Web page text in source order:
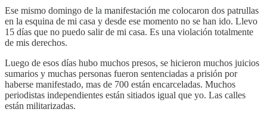
Ese mismo domingo de la manifestación me colocaron dos patrullas
en la esquina de mi casa y desde ese momento no se han ido. Llevo
15 días que no puedo salir de mi casa. Es una violación totalmente
de mis derechos.
Luego de esos días hubo muchos presos, se hicieron muchos juicios
sumarios y muchas personas fueron sentenciadas a prisión por
haberse manifestado, mas de 700 están encarceladas. Muchos
periodistas independientes están sitiados igual que yo. Las calles
están militarizadas.